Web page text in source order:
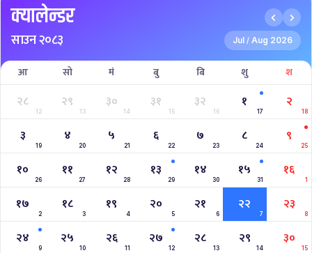
क्यालेन्डर
साउन २०८३ Jul / Aug 2026
आ सो मं बु बि शु श
२८
12
२९
13
३०
14
३१
15
३२
16
१
17
२
18
३
19
४
20
५
21
६
22
७
23
८
24
९
25
१०
26
११
27
१२
28
१३
29
१४
30
१५
31
१६
1
१७
2
१८
3
१९
4
२०
5
२१
6
२२
7
२३
8
२४
9
२५
10
२६
11
२७
12
२८
13
२९
14
३०
15